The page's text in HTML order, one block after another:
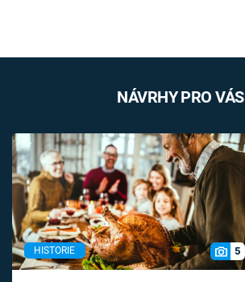
NÁVRHY PRO VÁS
HISTORIE 5